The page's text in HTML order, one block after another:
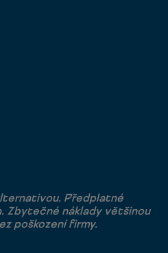
Předplatné
Zbytečné náklady většinou
poškození firmy.